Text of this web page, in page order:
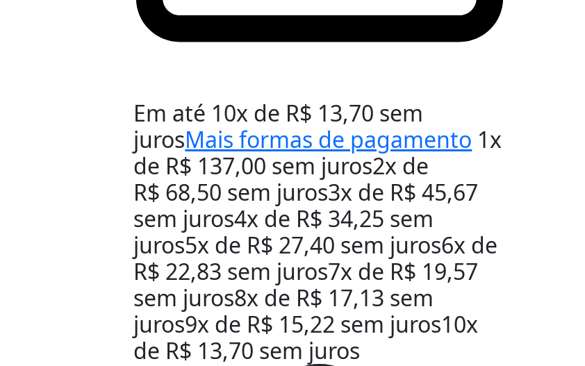
Em até 10x de R$ 13,70 sem
jurosMais formas de pagamento 1x
de R$ 137,00 sem juros2x de
R$ 68,50 sem juros3x de R$ 45,67
sem juros4x de R$ 34,25 sem
juros5x de R$ 27,40 sem juros6x de
R$ 22,83 sem juros7x de R$ 19,57
sem juros8x de R$ 17,13 sem
juros9x de R$ 15,22 sem juros10x
de R$ 13,70 sem juros